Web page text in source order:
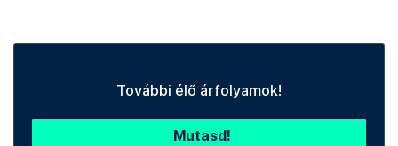
További élő árfolyamok!
Mutasd!